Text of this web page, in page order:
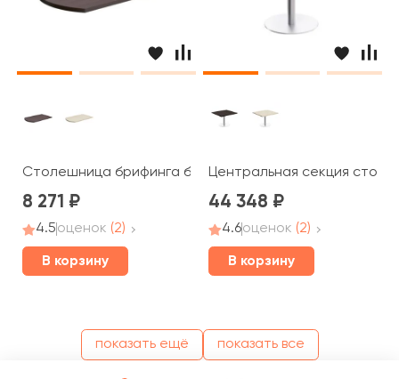
Столешница брифинга без опоры 80x130x3,6 Born
8 271
4.5оценок (2)
В корзину
Центральная секция стола
44 348
4.6оценок (2)
В корзину
показать ещё показать все